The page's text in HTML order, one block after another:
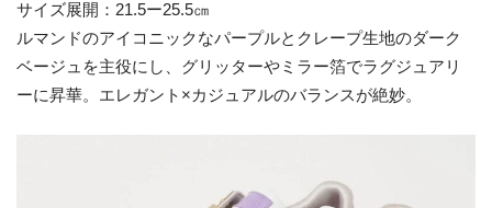
サイズ展開：21.5ー25.5㎝
ルマンドのアイコニックなパープルとクレープ生地のダーク
ベージュを主役にし、グリッターやミラー箔でラグジュアリ
ーに昇華。エレガント×カジュアルのバランスが絶妙。